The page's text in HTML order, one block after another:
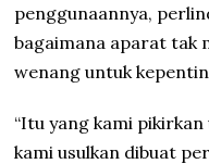
penggunaannya,
bagaimana aparat tak
wenang untuk
“Itu yang kami
kami usulkan dibuat